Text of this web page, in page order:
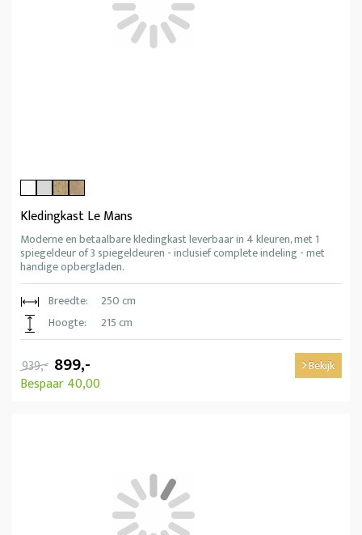
Kledingkast Le Mans
Moderne en betaalbare kledingkast leverbaar in 4 kleuren, met 1
spiegeldeur of 3 spiegeldeuren - inclusief complete indeling - met
handige opbergladen.
Breedte:
250 cm
Hoogte:
215 cm
939,- 899,-
Bespaar 40,00
Bekijk